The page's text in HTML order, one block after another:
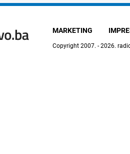
MARKETING
Copyright 2007. - 2026.